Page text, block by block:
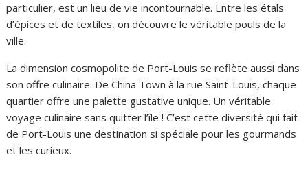
particulier, est un lieu de vie incontournable. Entre les étals
d’épices et de textiles, on découvre le véritable pouls de la
ville.
La dimension cosmopolite de Port-Louis se reflète aussi dans
son offre culinaire. De China Town à la rue Saint-Louis, chaque
quartier offre une palette gustative unique. Un véritable
voyage culinaire sans quitter l’île ! C’est cette diversité qui fait
de Port-Louis une destination si spéciale pour les gourmands
et les curieux.